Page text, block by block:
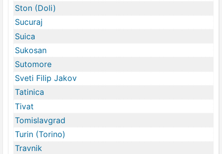
Ston (Doli)
Sucuraj
Suica
Sukosan
Sutomore
Sveti Filip Jakov
Tatinica
Tivat
Tomislavgrad
Turin (Torino)
Travnik